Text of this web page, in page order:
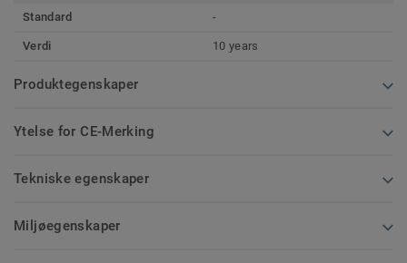
Standard
-
Verdi 10 years
Produktegenskaper
Ytelse for CE-Merking
Tekniske egenskaper
Miljøegenskaper